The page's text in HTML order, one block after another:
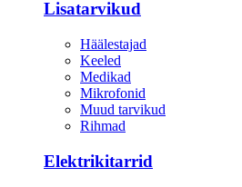
Lisatarvikud
Häälestajad
Keeled
Medikad
Mikrofonid
Muud tarvikud
Rihmad
Elektrikitarrid